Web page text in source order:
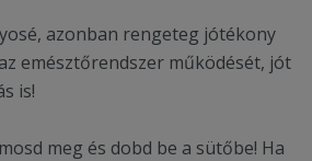
azonban rengeteg jótékony
emésztőrendszer működését, jót
is!
meg és dobd be a sütőbe! Ha